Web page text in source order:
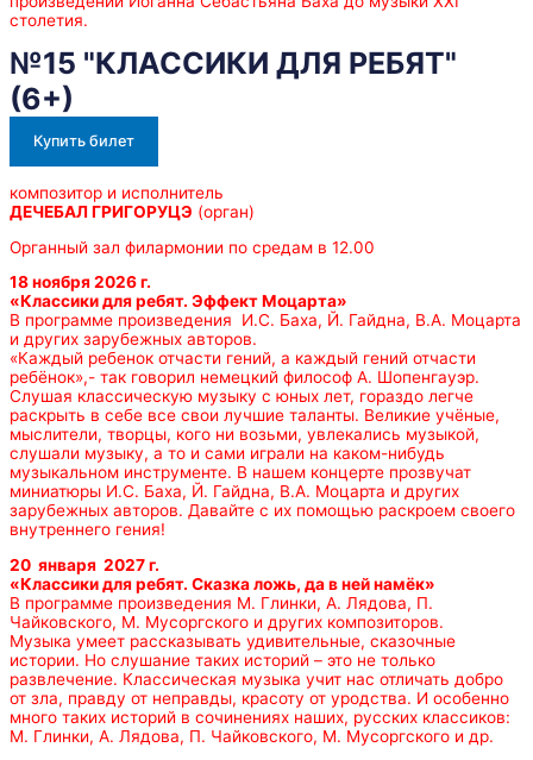
столетия.
№15 "КЛАССИКИ ДЛЯ РЕБЯТ"
(6+)
Купить билет
композитор и исполнитель
ДЕЧЕБАЛ ГРИГОРУЦЭ (орган)
Органный зал филармонии по средам в 12.00
18 ноября 2026 г.
«Классики для ребят. Эффект Моцарта»
В программе произведения И.С. Баха, Й. Гайдна, В.А. Моцарта
и других зарубежных авторов.
«Каждый ребенок отчасти гений, а каждый гений отчасти
ребёнок»,- так говорил немецкий философ А. Шопенгауэр.
Слушая классическую музыку с юных лет, гораздо легче
раскрыть в себе все свои лучшие таланты. Великие учёные,
мыслители, творцы, кого ни возьми, увлекались музыкой,
слушали музыку, а то и сами играли на каком-нибудь
музыкальном инструменте. В нашем концерте прозвучат
миниатюры И.С. Баха, Й. Гайдна, В.А. Моцарта и других
зарубежных авторов. Давайте с их помощью раскроем своего
внутреннего гения!
20 января 2027 г.
«Классики для ребят. Сказка ложь, да в ней намёк»
В программе произведения М. Глинки, А. Лядова, П.
Чайковского, М. Мусоргского и других композиторов.
Музыка умеет рассказывать удивительные, сказочные
истории. Но слушание таких историй – это не только
развлечение. Классическая музыка учит нас отличать добро
от зла, правду от неправды, красоту от уродства. И особенно
много таких историй в сочинениях наших, русских классиков:
М. Глинки, А. Лядова, П. Чайковского, М. Мусоргского и др.